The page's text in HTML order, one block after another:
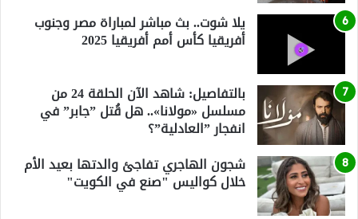
يلا شوت.. بث مباشر لمباراة مصر وجنوب
أفريقيا كأس أمم أفريقيا 2025
بالتفاصيل: شاهد الآن الحلقة 24 من
مسلسل «مولانا».. هل قُتل ”جابر” في
انفجار ”العادلية”؟
شجون الهاجري تفاجئ والدتها بعيد الأم
خلال كواليس "صنع في الكويت"